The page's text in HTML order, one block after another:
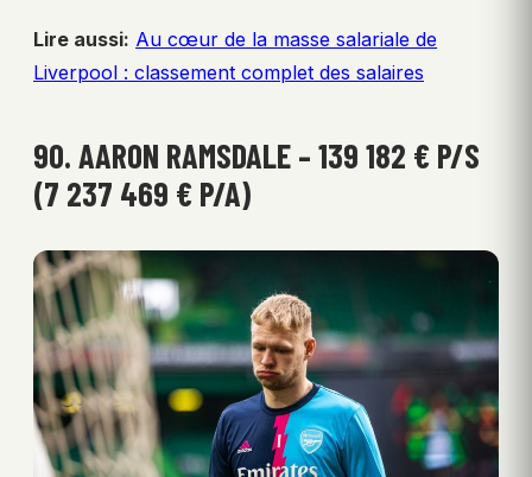
Lire aussi: Au cœur de la masse salariale de
Liverpool : classement complet des salaires
90. AARON RAMSDALE – 139 182 € P/S
(7 237 469 € P/A)